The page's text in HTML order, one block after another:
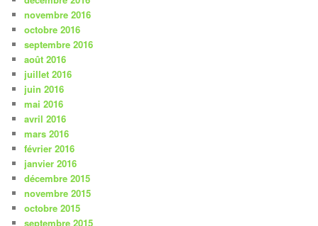
novembre 2016
octobre 2016
septembre 2016
août 2016
juillet 2016
juin 2016
mai 2016
avril 2016
mars 2016
février 2016
janvier 2016
décembre 2015
novembre 2015
octobre 2015
septembre 2015